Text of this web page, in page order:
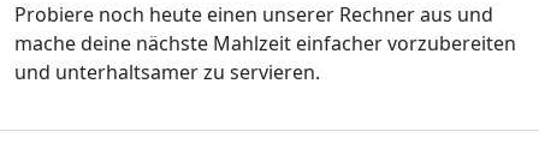
Probiere noch heute einen unserer Rechner aus und
mache deine nächste Mahlzeit einfacher vorzubereiten
und unterhaltsamer zu servieren.